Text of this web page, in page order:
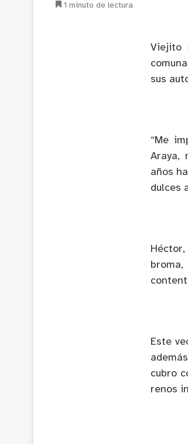
Viejito
sus
“Me
Araya,
años
dulces
Este
cubro
renos
1 minuto de lectura